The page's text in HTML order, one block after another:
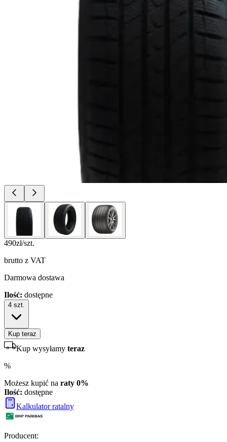
490zł/szt.
brutto z VAT
Darmowa dostawa
Ilość: dostępne
4 szt.
Kup teraz
Kup wysyłamy teraz
%
Możesz kupić na raty 0%
Ilość: dostępne
Kalkulator ratalny
Producent: